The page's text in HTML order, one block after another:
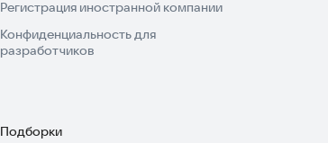
Регистрация иностранной компании
Конфиденциальность для
разработчиков
Подборки